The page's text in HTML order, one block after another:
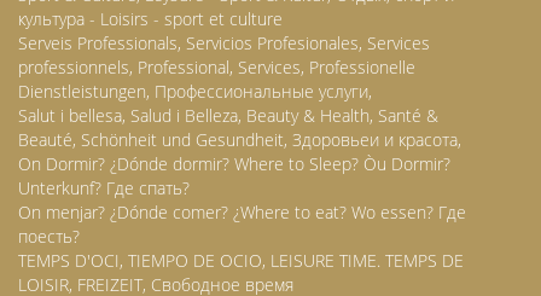
культура - Loisirs - sport et culture
Serveis Professionals, Servicios Profesionales, Services
professionnels, Professional, Services, Professionelle
Dienstleistungen, Профессиональные услуги,
Salut i bellesa, Salud i Belleza, Beauty & Health, Santé &
Beauté, Schönheit und Gesundheit, Здоровьеи и красота,
On Dormir? ¿Dónde dormir? Where to Sleep? Òu Dormir?
Unterkunf? Где спать?
On menjar? ¿Dónde comer? ¿Where to eat? Wo essen? Где
поесть?
TEMPS D'OCI, TIEMPO DE OCIO, LEISURE TIME. TEMPS DE
LOISIR, FREIZEIT, Свободное время